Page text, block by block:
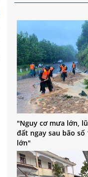
"Nguy cơ mưa lớn,
đất ngay sau bão số
lớn"